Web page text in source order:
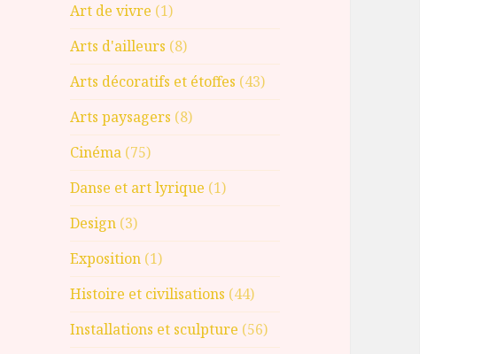
Art de vivre (1)
Arts d'ailleurs (8)
Arts décoratifs et étoffes (43)
Arts paysagers (8)
Cinéma (75)
Danse et art lyrique (1)
Design (3)
Exposition (1)
Histoire et civilisations (44)
Installations et sculpture (56)